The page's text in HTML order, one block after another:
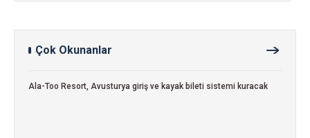
Çok Okunanlar
Ala-Too Resort, Avusturya giriş ve kayak bileti sistemi kuracak